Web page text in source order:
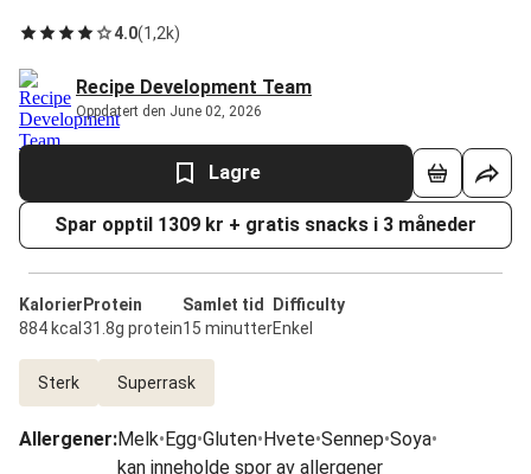
4.0(1,2k)
Recipe Development Team
Oppdatert den June 02, 2026
Lagre
Spar opptil 1309 kr + gratis snacks i 3 måneder
Kalorier
884 kcal
Protein
31.8g protein
Samlet tid
15 minutter
Difficulty
Enkel
Sterk Superrask
Allergener:Melk•Egg•Gluten•Hvete•Sennep•Soya•
kan inneholde spor av allergener